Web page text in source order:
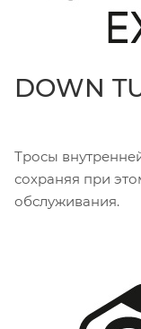
DOWN
Тросы
сохраняя при
обслуживания.